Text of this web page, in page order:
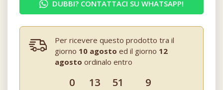
DUBBI? CONTATTACI SU WHATSAPP!
Per ricevere questo prodotto tra il
giorno 10 agosto ed il giorno 12
agosto ordinalo entro
0 13 51 8